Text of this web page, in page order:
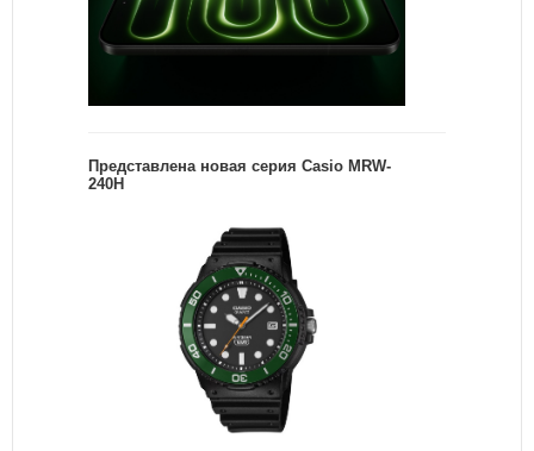
Представлена новая серия Casio MRW-
240H